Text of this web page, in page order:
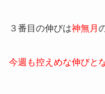
３番目の伸びは神無月
今週も控えめな伸びと